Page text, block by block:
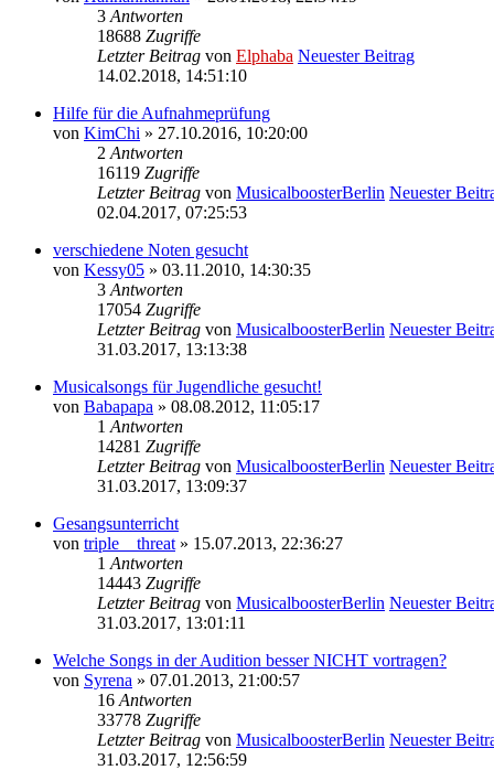
3 Antworten
18688 Zugriffe
Letzter Beitrag von Elphaba Neuester Beitrag
14.02.2018, 14:51:10
Hilfe für die Aufnahmeprüfung
von KimChi » 27.10.2016, 10:20:00
2 Antworten
16119 Zugriffe
Letzter Beitrag von MusicalboosterBerlin Neuester
02.04.2017, 07:25:53
verschiedene Noten gesucht
von Kessy05 » 03.11.2010, 14:30:35
3 Antworten
17054 Zugriffe
Letzter Beitrag von MusicalboosterBerlin Neuester
31.03.2017, 13:13:38
Musicalsongs für Jugendliche gesucht!
von Babapapa » 08.08.2012, 11:05:17
1 Antworten
14281 Zugriffe
Letzter Beitrag von MusicalboosterBerlin Neuester
31.03.2017, 13:09:37
Gesangsunterricht
von triple__threat » 15.07.2013, 22:36:27
1 Antworten
14443 Zugriffe
Letzter Beitrag von MusicalboosterBerlin Neuester
31.03.2017, 13:01:11
Welche Songs in der Audition besser NICHT vortragen?
von Syrena » 07.01.2013, 21:00:57
16 Antworten
33778 Zugriffe
Letzter Beitrag von MusicalboosterBerlin Neuester
31.03.2017, 12:56:59